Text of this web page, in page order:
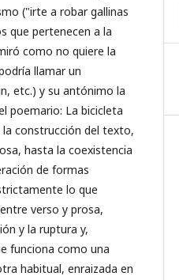
("irte a robar gallinas
que pertenecen a la
como no quiere la
llamar un
etc.) y su antónimo la
poemario: La bicicleta
construcción del texto,
hasta la coexistencia
de formas
lo que
verso y prosa,
y la ruptura y,
funciona como una
habitual, enraizada en